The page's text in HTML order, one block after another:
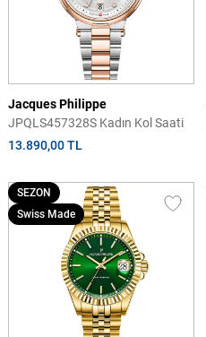
Jacques Philippe
JPQLS457328S Kadın Kol Saati
13.890,00 TL
SEZON
Swiss Made